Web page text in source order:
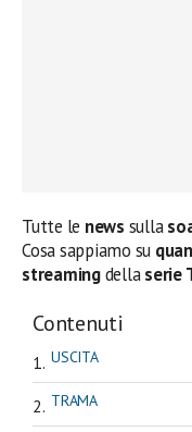
Tutte le news sulla
Cosa sappiamo su
streamingdellaserie
Contenuti
USCITA
TRAMA